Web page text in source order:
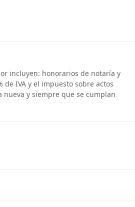
incluyen: honorarios de notaría y
IVA y el impuesto sobre actos
nueva y siempre que se cumplan